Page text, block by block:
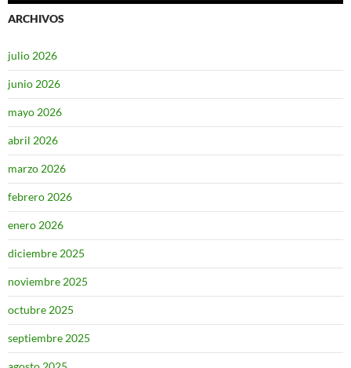
ARCHIVOS
julio 2026
junio 2026
mayo 2026
abril 2026
marzo 2026
febrero 2026
enero 2026
diciembre 2025
noviembre 2025
octubre 2025
septiembre 2025